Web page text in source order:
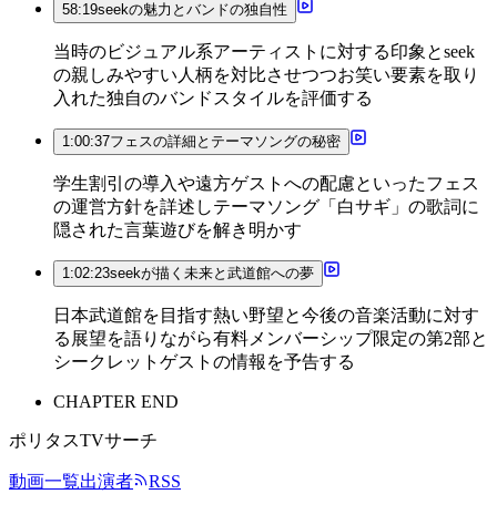
58:19seekの魅力とバンドの独自性
当時のビジュアル系アーティストに対する印象とseek
の親しみやすい人柄を対比させつつお笑い要素を取り
入れた独自のバンドスタイルを評価する
1:00:37フェスの詳細とテーマソングの秘密
学生割引の導入や遠方ゲストへの配慮といったフェス
の運営方針を詳述しテーマソング「白サギ」の歌詞に
隠された言葉遊びを解き明かす
1:02:23seekが描く未来と武道館への夢
日本武道館を目指す熱い野望と今後の音楽活動に対す
る展望を語りながら有料メンバーシップ限定の第2部と
シークレットゲストの情報を予告する
CHAPTER END
ポリタスTVサーチ
動画一覧出演者 RSS